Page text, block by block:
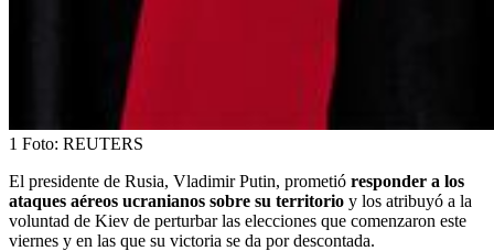
1 Foto: REUTERS
El presidente de Rusia, Vladimir Putin, prometió responder a los
ataques aéreos ucranianos sobre su territorio y los atribuyó a la
voluntad de Kiev de perturbar las elecciones que comenzaron este
viernes y en las que su victoria se da por descontada.